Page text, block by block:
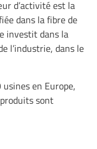
d’activité est la
dans la fibre de
investit dans la
l’industrie, dans le
usines en Europe,
sont